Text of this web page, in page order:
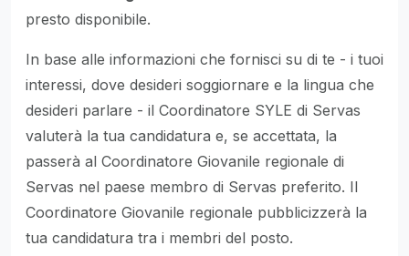
presto disponibile.
In base alle informazioni che fornisci su di te - i tuoi
interessi, dove desideri soggiornare e la lingua che
desideri parlare - il Coordinatore SYLE di Servas
valuterà la tua candidatura e, se accettata, la
passerà al Coordinatore Giovanile regionale di
Servas nel paese membro di Servas preferito. Il
Coordinatore Giovanile regionale pubblicizzerà la
tua candidatura tra i membri del posto.